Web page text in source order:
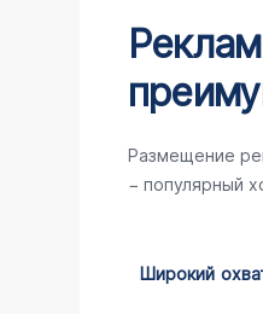
Размещение
− популярный
Широкий